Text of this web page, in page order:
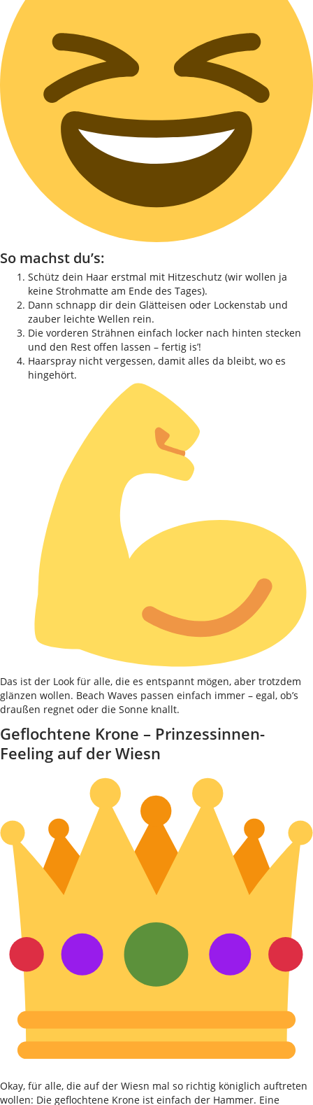
So machst du’s:
Schütz dein Haar erstmal mit Hitzeschutz (wir wollen ja
keine Strohmatte am Ende des Tages).
Dann schnapp dir dein Glätteisen oder Lockenstab und
zauber leichte Wellen rein.
Die vorderen Strähnen einfach locker nach hinten stecken
und den Rest offen lassen – fertig is’!
Haarspray nicht vergessen, damit alles da bleibt, wo es
hingehört.
Das ist der Look für alle, die es entspannt mögen, aber trotzdem
glänzen wollen. Beach Waves passen einfach immer – egal, ob’s
draußen regnet oder die Sonne knallt.
Geflochtene Krone – Prinzessinnen-
Feeling auf der Wiesn
Okay, für alle, die auf der Wiesn mal so richtig königlich auftreten
wollen: Die geflochtene Krone ist einfach der Hammer. Eine